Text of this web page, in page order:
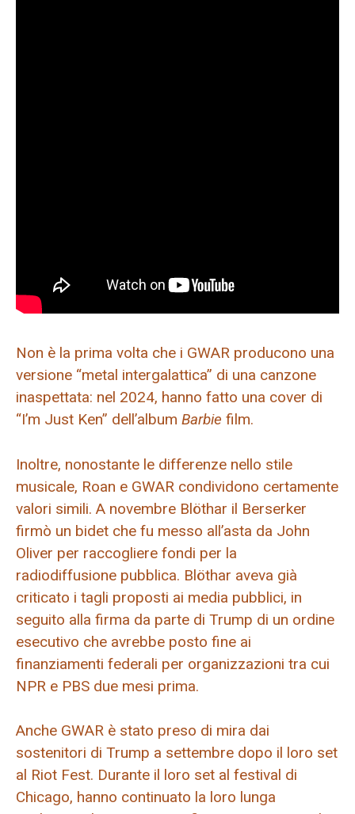
Non è la prima volta che i GWAR producono una
versione “metal intergalattica” di una canzone
inaspettata: nel 2024, hanno fatto una cover di
“I’m Just Ken” dell’album Barbie film.
Inoltre, nonostante le differenze nello stile
musicale, Roan e GWAR condividono certamente
valori simili. A novembre Blöthar il Berserker
firmò un bidet che fu messo all’asta da John
Oliver per raccogliere fondi per la
radiodiffusione pubblica. Blöthar aveva già
criticato i tagli proposti ai media pubblici, in
seguito alla firma da parte di Trump di un ordine
esecutivo che avrebbe posto fine ai
finanziamenti federali per organizzazioni tra cui
NPR e PBS due mesi prima.
Anche GWAR è stato preso di mira dai
sostenitori di Trump a settembre dopo il loro set
al Riot Fest. Durante il loro set al festival di
Chicago, hanno continuato la loro lunga